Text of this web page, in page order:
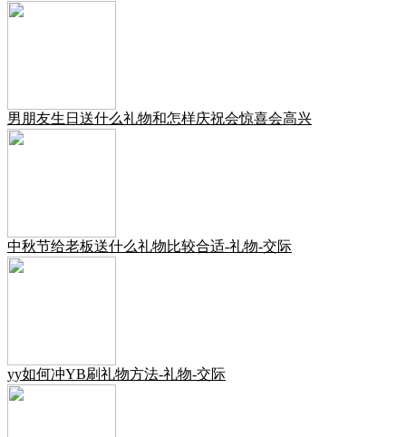
男朋友生日送什么礼物和怎样庆祝会惊喜会高兴
中秋节给老板送什么礼物比较合适-礼物-交际
yy如何冲YB刷礼物方法-礼物-交际